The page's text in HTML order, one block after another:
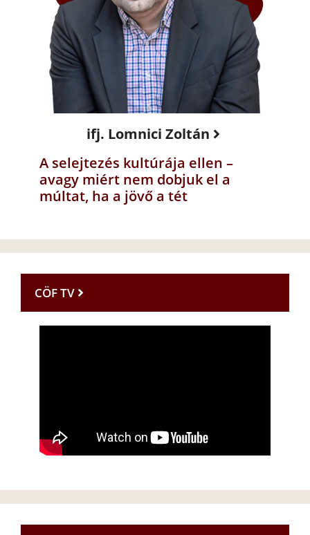
ifj. Lomnici Zoltán
A selejtezés kultúrája ellen –
avagy miért nem dobjuk el a
múltat, ha a jövő a tét
CÖF TV